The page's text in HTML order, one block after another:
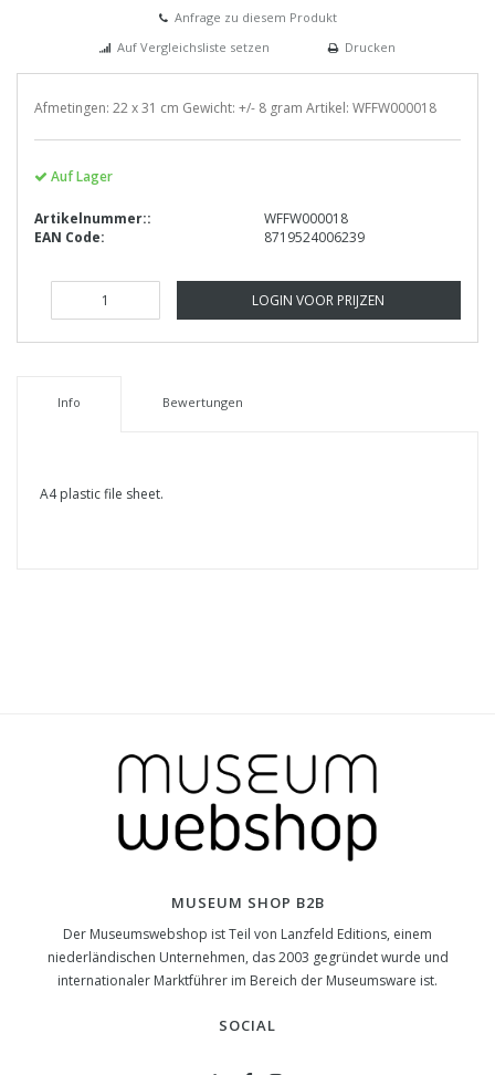
Anfrage zu diesem Produkt
Auf Vergleichsliste setzen
Drucken
Afmetingen: 22 x 31 cm Gewicht: +/- 8 gram Artikel: WFFW000018
Auf Lager
Artikelnummer::
WFFW000018
EAN Code:
8719524006239
LOGIN VOOR PRIJZEN
Info Bewertungen
A4 plastic file sheet.
MUSEUM SHOP B2B
Der Museumswebshop ist Teil von Lanzfeld Editions, einem
niederländischen Unternehmen, das 2003 gegründet wurde und
internationaler Marktführer im Bereich der Museumsware ist.
SOCIAL